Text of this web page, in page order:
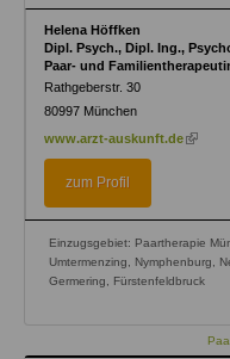
Helena Höffken
Dipl. Psych., Dipl. Ing.,
Paar- und
Rathgeberstr. 30
80997 München
www.arzt-auskunft.de (link
zum Profil
Einzugsgebiet: Paartherapie
Umtermenzing, Nymphenburg,
Germering, Fürstenfeldbruck